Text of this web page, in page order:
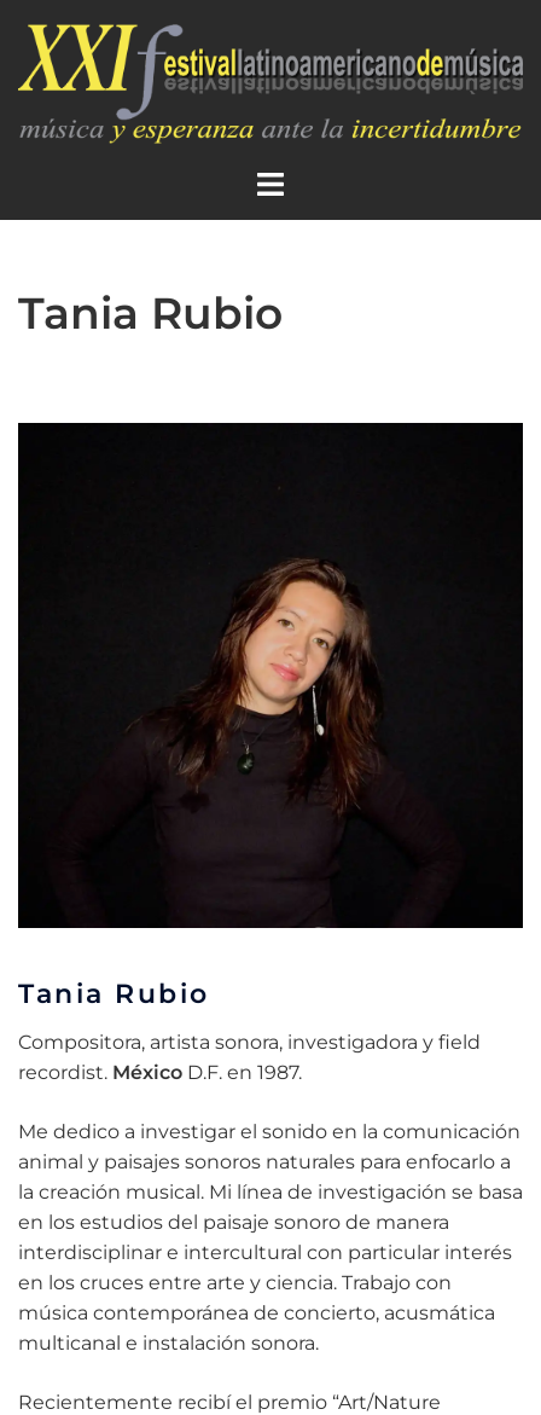
Tania Rubio
Tania Rubio
Compositora, artista sonora, investigadora y field
recordist. México D.F. en 1987.
Me dedico a investigar el sonido en la comunicación
animal y paisajes sonoros naturales para enfocarlo a
la creación musical. Mi línea de investigación se basa
en los estudios del paisaje sonoro de manera
interdisciplinar e intercultural con particular interés
en los cruces entre arte y ciencia. Trabajo con
música contemporánea de concierto, acusmática
multicanal e instalación sonora.
Recientemente recibí el premio “Art/Nature